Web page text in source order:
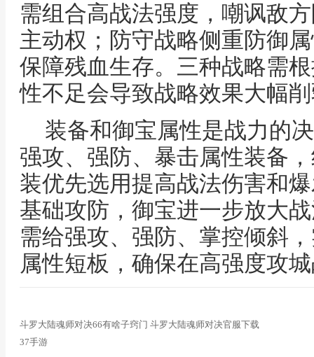
需组合高战法强度，嘲讽敌
主动权；防守战略侧重防御
保障残血生存。三种战略需
性不足会导致战略效果大幅
装备和御宝属性是战力的
强攻、强防、暴击属性装备
装优先选用提高战法伤害和
基础攻防，御宝进一步放大
需给强攻、强防、掌控倾斜
属性短板，确保在高强度攻
斗罗大陆魂师对决66有啥子窍门 斗罗大陆魂师对决官服下载
37手游